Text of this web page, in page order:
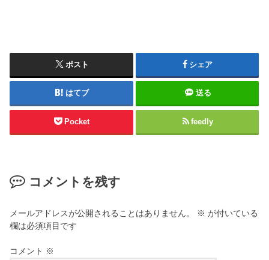
ポスト シェア
はてブ 送る
Pocket feedly
コメントを残す
メールアドレスが公開されることはありません。 ※ が付いている
欄は必須項目です
コメント ※